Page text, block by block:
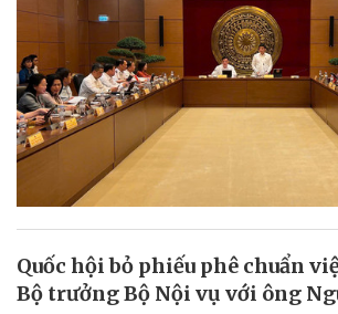
Quốc hội bỏ phiếu phê chuẩn
Bộ trưởng Bộ Nội vụ với ông